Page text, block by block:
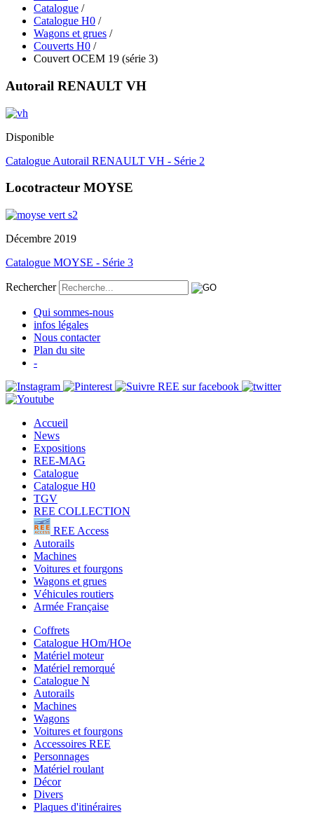
Catalogue /
Catalogue H0 /
Wagons et grues /
Couverts H0 /
Couvert OCEM 19 (série 3)
Autorail RENAULT VH
Disponible
Catalogue Autorail RENAULT VH - Série 2
Locotracteur MOYSE
Décembre 2019
Catalogue MOYSE - Série 3
Rechercher
Qui sommes-nous
infos légales
Nous contacter
Plan du site
-
Accueil
News
Expositions
REE-MAG
Catalogue
Catalogue H0
TGV
REE COLLECTION
REE Access
Autorails
Machines
Voitures et fourgons
Wagons et grues
Véhicules routiers
Armée Française
Coffrets
Catalogue HOm/HOe
Matériel moteur
Matériel remorqué
Catalogue N
Autorails
Machines
Wagons
Voitures et fourgons
Accessoires REE
Personnages
Matériel roulant
Décor
Divers
Plaques d'itinéraires